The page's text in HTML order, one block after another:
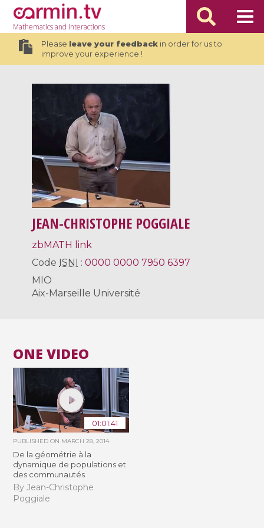
Mathematicsand Interactions
Please leave your feedbackin order for us to
improve your experience !
JEAN-CHRISTOPHE POGGIALE
zbMATH link
Code ISNI :0000 0000 7950 6397
MIO
Aix-Marseille Université
ONE VIDEO
01:01:41
PUBLISHED ON MARCH 28, 2014
De la géométrie à la
dynamique de populations et
des communautés
By Jean-Christophe
Poggiale